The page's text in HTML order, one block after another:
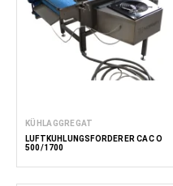
KÜHLAGGREGAT
LUFTKÜHLUNGSFÖRDERER CAC O
500/1700